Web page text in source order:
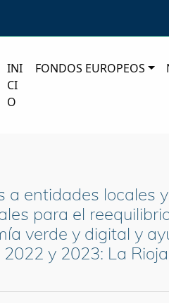
INI
CI
O
FONDOS EUROPEOS
a entidades locales
para el
verde y digital y
y 2023: La Rioja